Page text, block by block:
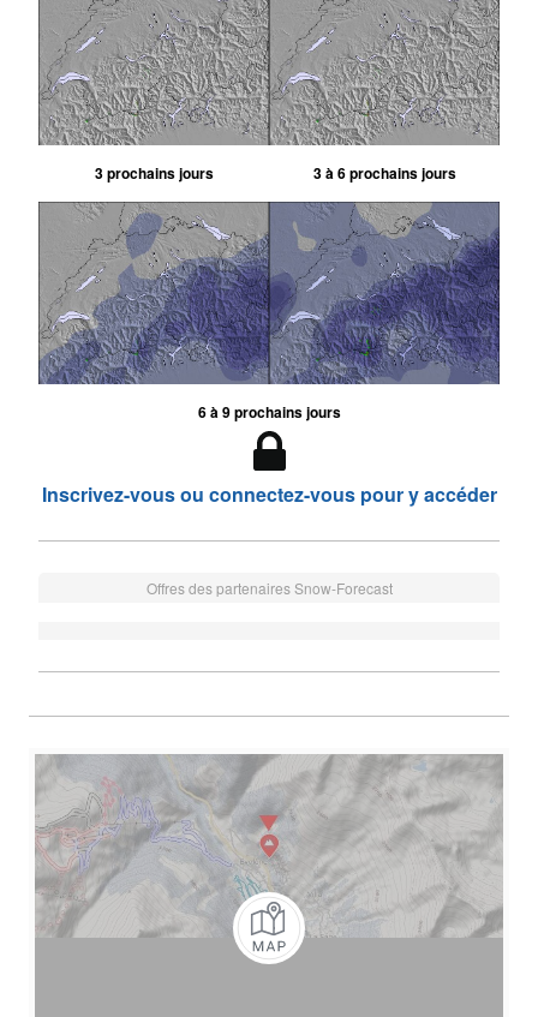
3 prochains jours 3 à 6 prochains jours
6 à 9 prochains jours
Inscrivez-vous ou connectez-vous pour y accéder
Offres des partenaires Snow-Forecast